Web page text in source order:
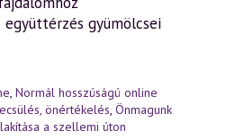
együttérzés gyümölcsei
, Normál hosszúságú online
önértékelés, Önmagunk
a szellemi úton